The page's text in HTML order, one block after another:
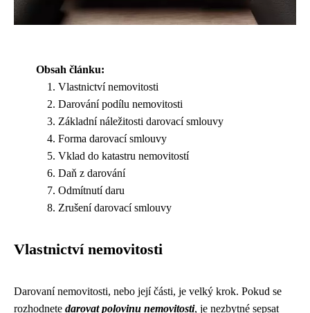
Obsah článku:
Vlastnictví nemovitosti
Darování podílu nemovitosti
Základní náležitosti darovací smlouvy
Forma darovací smlouvy
Vklad do katastru nemovitostí
Daň z darování
Odmítnutí daru
Zrušení darovací smlouvy
Vlastnictví nemovitosti
Darovaní nemovitosti, nebo její části, je velký krok. Pokud se
rozhodnete darovat polovinu nemovitosti, je nezbytné sepsat